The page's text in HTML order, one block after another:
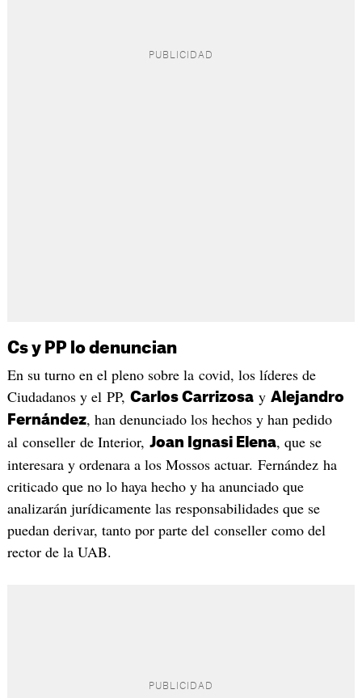
Cs y PP lo denuncian
En su turno en el pleno sobre la covid, los líderes de
Ciudadanos y el PP, Carlos Carrizosay Alejandro
Fernández, han denunciado los hechos y han pedido
al conseller de Interior, Joan Ignasi Elena, que se
interesara y ordenara a los Mossos actuar. Fernández ha
criticado que no lo haya hecho y ha anunciado que
analizarán jurídicamente las responsabilidades que se
puedan derivar, tanto por parte del conseller como del
rector de la UAB.